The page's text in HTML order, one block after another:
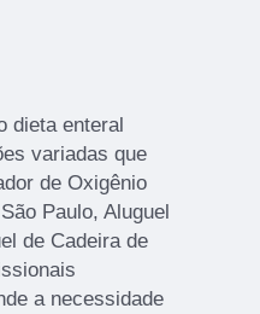
dieta enteral
variadas que
de Oxigênio
Paulo, Aluguel
de Cadeira de
a necessidade